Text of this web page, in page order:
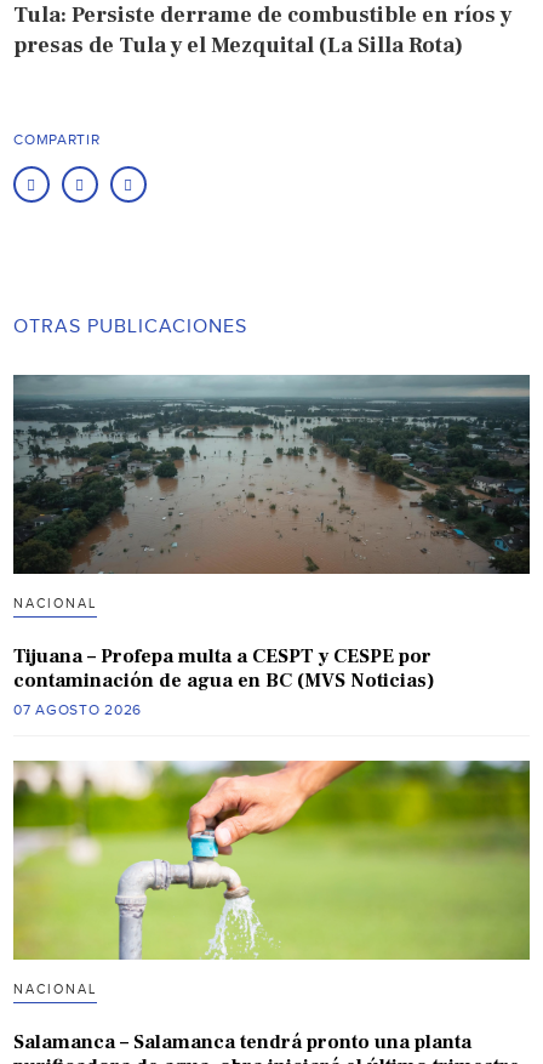
Tula: Persiste derrame de combustible en ríos y
presas de Tula y el Mezquital (La Silla Rota)
COMPARTIR
OTRAS PUBLICACIONES
NACIONAL
Tijuana – Profepa multa a CESPT y CESPE por
contaminación de agua en BC (MVS Noticias)
07 AGOSTO 2026
NACIONAL
Salamanca – Salamanca tendrá pronto una planta